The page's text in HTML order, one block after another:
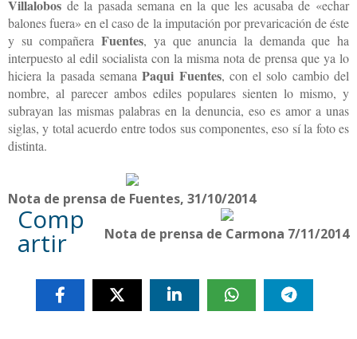
Villalobos de la pasada semana en la que les acusaba de «echar
balones fuera» en el caso de la imputación por prevaricación de éste
y su compañeraFuentes, ya que anuncia la demanda que ha
interpuesto al edil socialista con la misma nota de prensa que ya lo
hiciera la pasada semanaPaqui Fuentes, con el solo cambio del
nombre, al parecer ambos ediles populares sienten lo mismo, y
subrayan las mismas palabras en la denuncia, eso es amor a unas
siglas, y total acuerdo entre todos sus componentes, eso sí la foto es
distinta.
Nota de prensa de Fuentes, 31/10/2014
Nota de prensa de Carmona 7/11/2014
Comp
artir